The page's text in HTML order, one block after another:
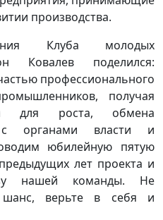
производства.
Клуба молодых
Ковалев поделился:
профессионального
получая
для роста, обмена
с органами власти и
юбилейную пятую
лет проекта и
нашей команды. Не
шанс, верьте в себя и